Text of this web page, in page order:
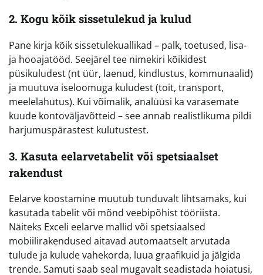
2. Kogu kõik sissetulekud ja kulud
Pane kirja kõik sissetulekuallikad – palk, toetused, lisa-
ja hooajatööd. Seejärel tee nimekiri kõikidest
püsikuludest (nt üür, laenud, kindlustus, kommunaalid)
ja muutuva iseloomuga kuludest (toit, transport,
meelelahutus). Kui võimalik, analüüsi ka varasemate
kuude kontoväljavõtteid – see annab realistlikuma pildi
harjumuspärastest kulutustest.
3. Kasuta eelarvetabelit või spetsiaalset
rakendust
Eelarve koostamine muutub tunduvalt lihtsamaks, kui
kasutada tabelit või mõnd veebipõhist tööriista.
Näiteks Exceli eelarve mallid või spetsiaalsed
mobiilirakendused aitavad automaatselt arvutada
tulude ja kulude vahekorda, luua graafikuid ja jälgida
trende. Samuti saab seal mugavalt seadistada hoiatusi,